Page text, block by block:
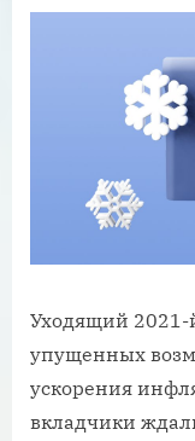
Уходящий 2021-
упущенных
ускорения
вкладчики